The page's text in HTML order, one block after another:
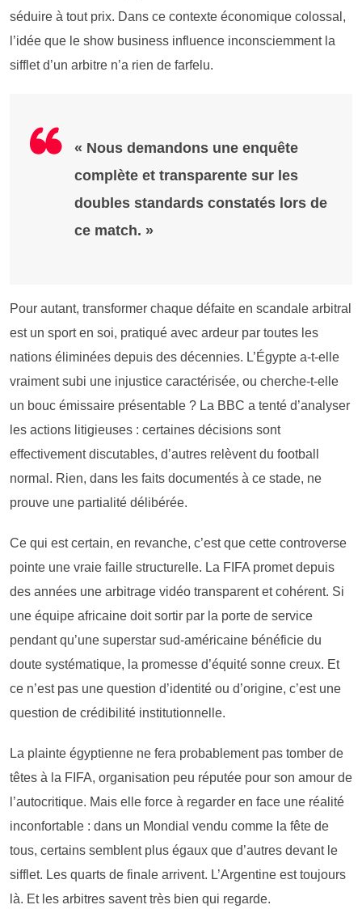
séduire à tout prix. Dans ce contexte économique colossal,
l’idée que le show business influence inconsciemment la
sifflet d’un arbitre n’a rien de farfelu.
« Nous demandons une enquête
complète et transparente sur les
doubles standards constatés lors de
ce match. »
Pour autant, transformer chaque défaite en scandale arbitral
est un sport en soi, pratiqué avec ardeur par toutes les
nations éliminées depuis des décennies. L’Égypte a-t-elle
vraiment subi une injustice caractérisée, ou cherche-t-elle
un bouc émissaire présentable ? La BBC a tenté d’analyser
les actions litigieuses : certaines décisions sont
effectivement discutables, d’autres relèvent du football
normal. Rien, dans les faits documentés à ce stade, ne
prouve une partialité délibérée.
Ce qui est certain, en revanche, c’est que cette controverse
pointe une vraie faille structurelle. La FIFA promet depuis
des années une arbitrage vidéo transparent et cohérent. Si
une équipe africaine doit sortir par la porte de service
pendant qu’une superstar sud-américaine bénéficie du
doute systématique, la promesse d’équité sonne creux. Et
ce n’est pas une question d’identité ou d’origine, c’est une
question de crédibilité institutionnelle.
La plainte égyptienne ne fera probablement pas tomber de
têtes à la FIFA, organisation peu réputée pour son amour de
l’autocritique. Mais elle force à regarder en face une réalité
inconfortable : dans un Mondial vendu comme la fête de
tous, certains semblent plus égaux que d’autres devant le
sifflet. Les quarts de finale arrivent. L’Argentine est toujours
là. Et les arbitres savent très bien qui regarde.